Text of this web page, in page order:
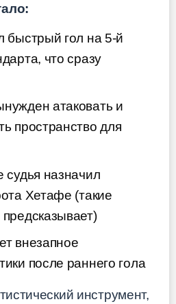
быстрый гол на 5-й
что сразу
атаковать и
пространство для
судья назначил
Хетафе (такие
внезапное
после раннего гола
инструмент,